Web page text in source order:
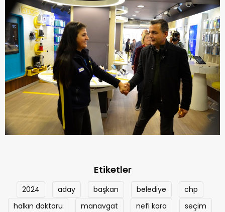
Etiketler
2024 aday başkan belediye
chp
halkın doktoru
manavgat nefi kara
seçim